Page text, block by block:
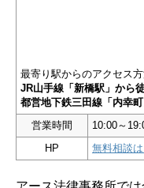
最寄り駅からのアクセス
JR山手線「新橋駅」から
都営地下鉄三田線「内幸
営業時間
10:00～
HP
無料相談